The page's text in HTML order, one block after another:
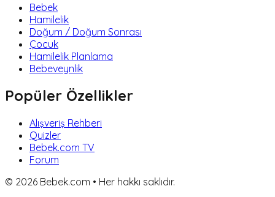
Bebek
Hamilelik
Doğum / Doğum Sonrası
Çocuk
Hamilelik Planlama
Bebeveynlik
Popüler Özellikler
Alışveriş Rehberi
Quizler
Bebek.com TV
Forum
© 2026 Bebek.com • Her hakkı saklıdır.